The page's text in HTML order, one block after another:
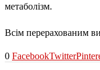
метаболізм.
Всім перерахованим
0 FacebookTwitter